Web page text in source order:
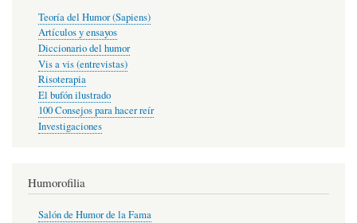
Teoría del Humor (Sapiens)
Artículos y ensayos
Diccionario del humor
Vis a vis (entrevistas)
Risoterapia
El bufón ilustrado
100 Consejos para hacer reír
Investigaciones
Humorofilia
Salón de Humor de la Fama